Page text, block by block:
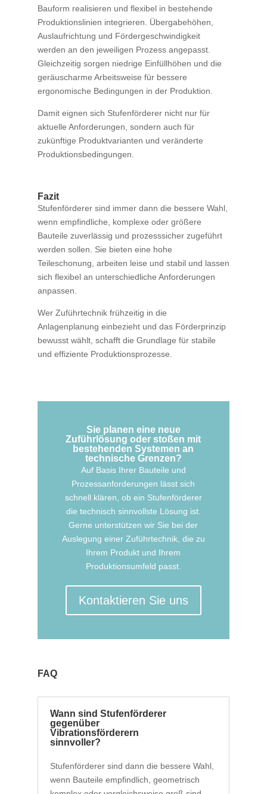
Bauform realisieren und flexibel in bestehende
Produktionslinien integrieren. Übergabehöhen,
Auslaufrichtung und Fördergeschwindigkeit
werden an den jeweiligen Prozess angepasst.
Gleichzeitig sorgen niedrige Einfüllhöhen und die
geräuscharme Arbeitsweise für bessere
ergonomische Bedingungen in der Produktion.
Damit eignen sich Stufenförderer nicht nur für
aktuelle Anforderungen, sondern auch für
zukünftige Produktvarianten und veränderte
Produktionsbedingungen.
Fazit
Stufenförderer sind immer dann die bessere Wahl,
wenn empfindliche, komplexe oder größere
Bauteile zuverlässig und prozesssicher zugeführt
werden sollen. Sie bieten eine hohe
Teileschonung, arbeiten leise und stabil und lassen
sich flexibel an unterschiedliche Anforderungen
anpassen.
Wer Zuführtechnik frühzeitig in die
Anlagenplanung einbezieht und das Förderprinzip
bewusst wählt, schafft die Grundlage für stabile
und effiziente Produktionsprozesse.
Sie planen eine neue
Zuführlösung oder stoßen mit
bestehenden Systemen an
technische Grenzen?
Auf Basis Ihrer Bauteile und
Prozessanforderungen lässt sich
schnell klären, ob ein Stufenförderer
die technisch sinnvollste Lösung ist.
Gerne unterstützen wir Sie bei der
Auslegung einer Zuführtechnik, die zu
Ihrem Produkt und Ihrem
Produktionsumfeld passt.
Kontaktieren Sie uns
FAQ
Wann sind Stufenförderer
gegenüber
Vibrationsförderern
sinnvoller?
Stufenförderer sind dann die bessere Wahl,
wenn Bauteile empfindlich, geometrisch